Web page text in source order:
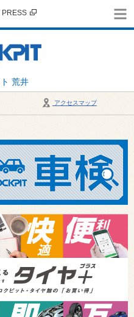
荒井
PRESS
アクセスマップ
：毎週火曜日・繁忙期（4月・12月）を除
ご確認ください。